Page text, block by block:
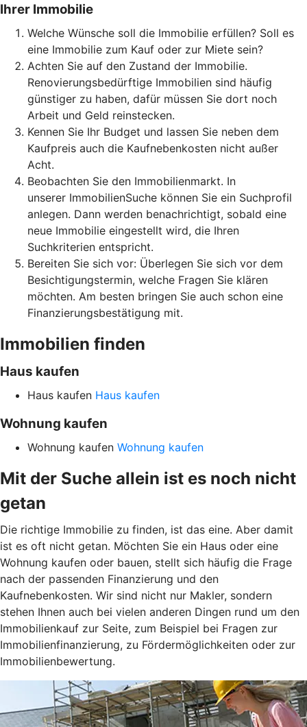
Ihrer Immobilie
Welche Wünsche soll die Immobilie erfüllen? Soll es
eine Immobilie zum Kauf oder zur Miete sein?
Achten Sie auf den Zustand der Immobilie.
Renovierungsbedürftige Immobilien sind häufig
günstiger zu haben, dafür müssen Sie dort noch
Arbeit und Geld reinstecken.
Kennen Sie Ihr Budget und lassen Sie neben dem
Kaufpreis auch die Kaufnebenkosten nicht außer
Acht.
Beobachten Sie den Immobilienmarkt. In
unserer ImmobilienSuche können Sie ein Suchprofil
anlegen. Dann werden benachrichtigt, sobald eine
neue Immobilie eingestellt wird, die Ihren
Suchkriterien entspricht.
Bereiten Sie sich vor: Überlegen Sie sich vor dem
Besichtigungstermin, welche Fragen Sie klären
möchten. Am besten bringen Sie auch schon eine
Finanzierungsbestätigung mit.
Immobilien finden
Haus kaufen
Haus kaufen Haus kaufen
Wohnung kaufen
Wohnung kaufen Wohnung kaufen
Mit der Suche allein ist es noch nicht
getan
Die richtige Immobilie zu finden, ist das eine. Aber damit
ist es oft nicht getan. Möchten Sie ein Haus oder eine
Wohnung kaufen oder bauen, stellt sich häufig die Frage
nach der passenden Finanzierung und den
Kaufnebenkosten. Wir sind nicht nur Makler, sondern
stehen Ihnen auch bei vielen anderen Dingen rund um den
Immobilienkauf zur Seite, zum Beispiel bei Fragen zur
Immobilienfinanzierung, zu Fördermöglichkeiten oder zur
Immobilienbewertung.